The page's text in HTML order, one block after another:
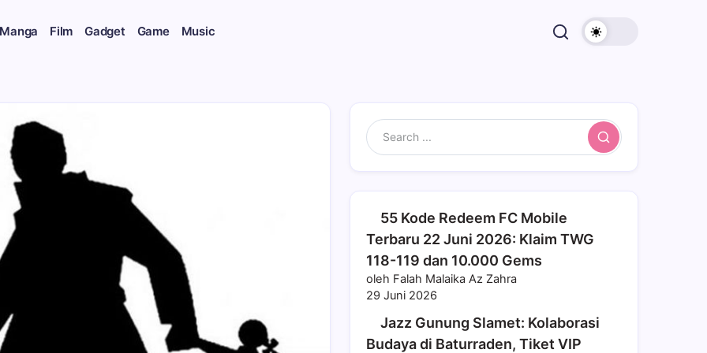
Film Gadget Game Music
Search
55 Kode Redeem FC Mobile
Terbaru 22 Juni 2026: Klaim TWG
118-119 dan 10.000 Gems
oleh Falah Malaika Az Zahra
29 Juni 2026
Jazz Gunung Slamet: Kolaborasi
Budaya di Baturraden, Tiket VIP